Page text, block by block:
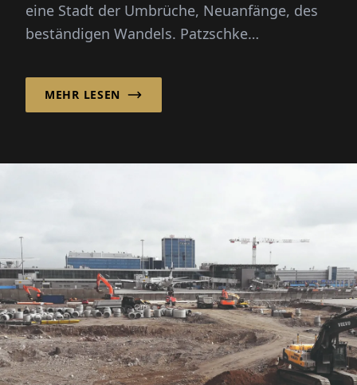
eine Stadt der Umbrüche, Neuanfänge, des
beständigen Wandels. Patzschke
MEHR LESEN